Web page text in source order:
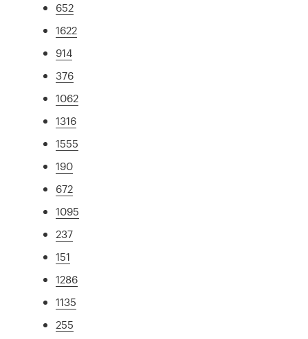
652
1622
914
376
1062
1316
1555
190
672
1095
237
151
1286
1135
255